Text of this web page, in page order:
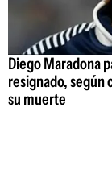
Diego Maradona
resignado, según
su muerte